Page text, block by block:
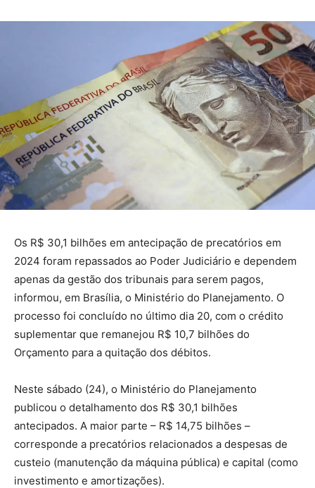
Os R$ 30,1 bilhões em antecipação de precatórios em
2024 foram repassados ao Poder Judiciário e dependem
apenas da gestão dos tribunais para serem pagos,
informou, em Brasília, o Ministério do Planejamento. O
processo foi concluído no último dia 20, com o crédito
suplementar que remanejou R$ 10,7 bilhões do
Orçamento para a quitação dos débitos.
Neste sábado (24), o Ministério do Planejamento
publicou o detalhamento dos R$ 30,1 bilhões
antecipados. A maior parte – R$ 14,75 bilhões –
corresponde a precatórios relacionados a despesas de
custeio (manutenção da máquina pública) e capital (como
investimento e amortizações).